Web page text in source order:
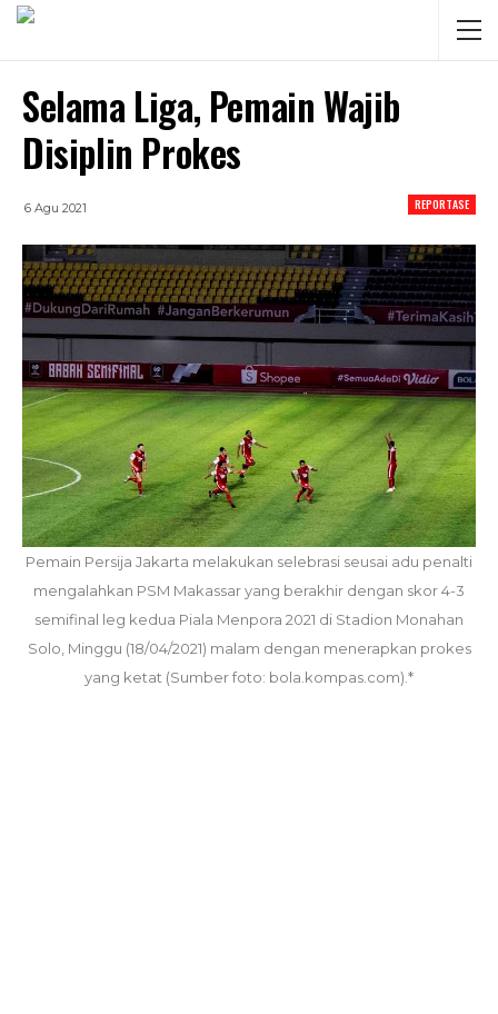
Selama Liga, Pemain Wajib
Disiplin Prokes
REPORTASE
6 Agu 2021
Pemain Persija Jakarta melakukan selebrasi seusai adu penalti
mengalahkan PSM Makassar yang berakhir dengan skor 4-3
semifinal leg kedua Piala Menpora 2021 di Stadion Monahan
Solo, Minggu (18/04/2021) malam dengan menerapkan prokes
yang ketat (Sumber foto: bola.kompas.com).*